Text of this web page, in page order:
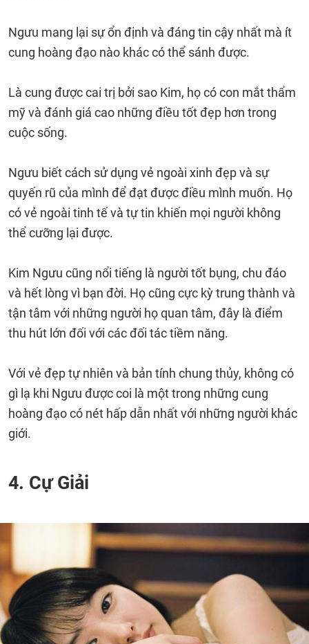
Ngưu mang lại sự ổn định và đáng tin cậy nhất mà ít
cung hoàng đạo nào khác có thể sánh được.
Là cung được cai trị bởi sao Kim, họ có con mắt thẩm
mỹ và đánh giá cao những điều tốt đẹp hơn trong
cuộc sống.
Ngưu biết cách sử dụng vẻ ngoài xinh đẹp và sự
quyến rũ của mình để đạt được điều mình muốn. Họ
có vẻ ngoài tinh tế và tự tin khiến mọi người không
thể cưỡng lại được.
Kim Ngưu cũng nổi tiếng là người tốt bụng, chu đáo
và hết lòng vì bạn đời. Họ cũng cực kỳ trung thành và
tận tâm với những người họ quan tâm, đây là điểm
thu hút lớn đối với các đối tác tiềm năng.
Với vẻ đẹp tự nhiên và bản tính chung thủy, không có
gì lạ khi Ngưu được coi là một trong những cung
hoàng đạo có nét hấp dẫn nhất với những người khác
giới.
4. Cự Giải